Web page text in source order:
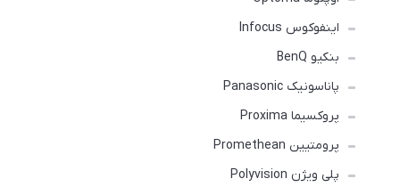
اینفوکوس Infocus
بنکیو BenQ
پاناسونیک Panasonic
پروکسیما Proxima
پرومتیین Promethean
پلی ویژن Polyvision